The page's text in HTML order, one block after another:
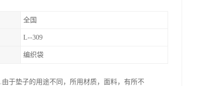
全国
L--309
编织袋
于垫子的用途不同，所用材质，面料，有所不